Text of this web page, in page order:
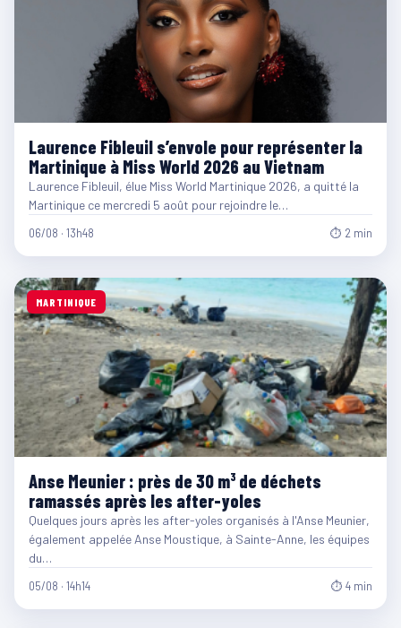
Laurence Fibleuil s’envole pour représenter la
Martinique à Miss World 2026 au Vietnam
Laurence Fibleuil, élue Miss World Martinique 2026, a quitté la
Martinique ce mercredi 5 août pour rejoindre le…
06/08 · 13h48 ⏱ 2 min
MARTINIQUE
Anse Meunier : près de 30 m³ de déchets
ramassés après les after-yoles
Quelques jours après les after-yoles organisés à l'Anse Meunier,
également appelée Anse Moustique, à Sainte-Anne, les équipes
du…
05/08 · 14h14 ⏱ 4 min